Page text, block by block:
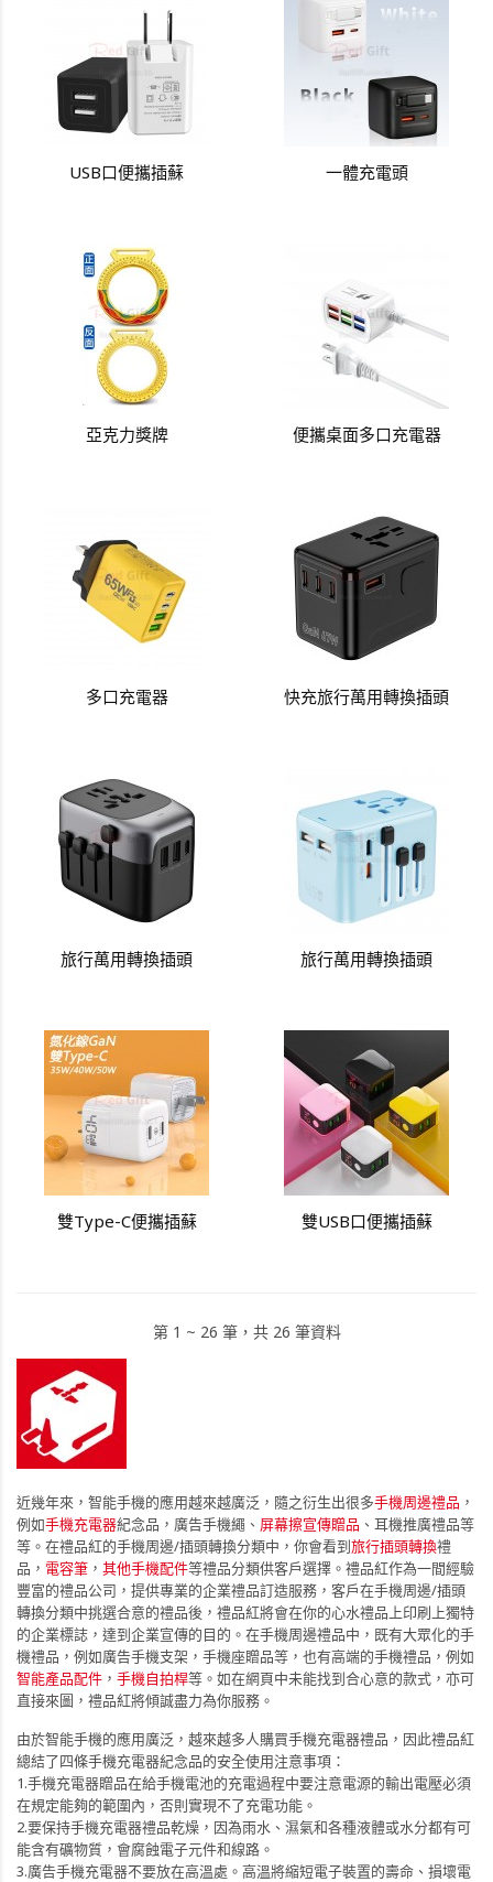
USB口便攜插蘇 一體充電頭
亞克力獎牌 便攜桌面多口充電器
多口充電器 快充旅行萬用轉換插頭
旅行萬用轉換插頭 旅行萬用轉換插頭
雙Type-C便攜插蘇 雙USB口便攜插蘇
第 1 ~ 26 筆，共 26 筆資料
近幾年來，智能手機的應用越來越廣泛，隨之衍生出很多手機周邊禮品 ，
例如手機充電器紀念品，廣告手機繩、 屏幕擦宣傳贈品 、耳機推廣禮品等
等。在禮品紅的手機周邊/插頭轉換分類中，你會看到旅行插頭轉換禮
品， 電容筆 ， 其他手機配件等禮品分類供客戶選擇。禮品紅作為一間經驗
豐富的禮品公司，提供專業的企業禮品訂造服務，客戶在手機周邊/插頭
轉換分類中挑選合意的禮品後，禮品紅將會在你的心水禮品上印刷上獨特
的企業標誌，達到企業宣傳的目的。在手機周邊禮品中，既有大眾化的手
機禮品，例如廣告手機支架，手機座贈品等，也有高端的手機禮品，例如
智能產品配件 ， 手機自拍桿等。如在網頁中未能找到合心意的款式，亦可
直接來圖，禮品紅將傾誠盡力為你服務。
由於智能手機的應用廣泛，越來越多人購買手機充電器禮品，因此禮品紅
總結了四條手機充電器紀念品的安全使用注意事項：
1.手機充電器贈品在給手機電池的充電過程中要注意電源的輸出電壓必須
在規定能夠的範圍內，否則實現不了充電功能。
2.要保持手機充電器禮品乾燥，因為雨水、濕氣和各種液體或水分都有可
能含有礦物質，會腐蝕電子元件和線路。
3.廣告手機充電器不要放在高溫處。高溫將縮短電子裝置的壽命、損壞電